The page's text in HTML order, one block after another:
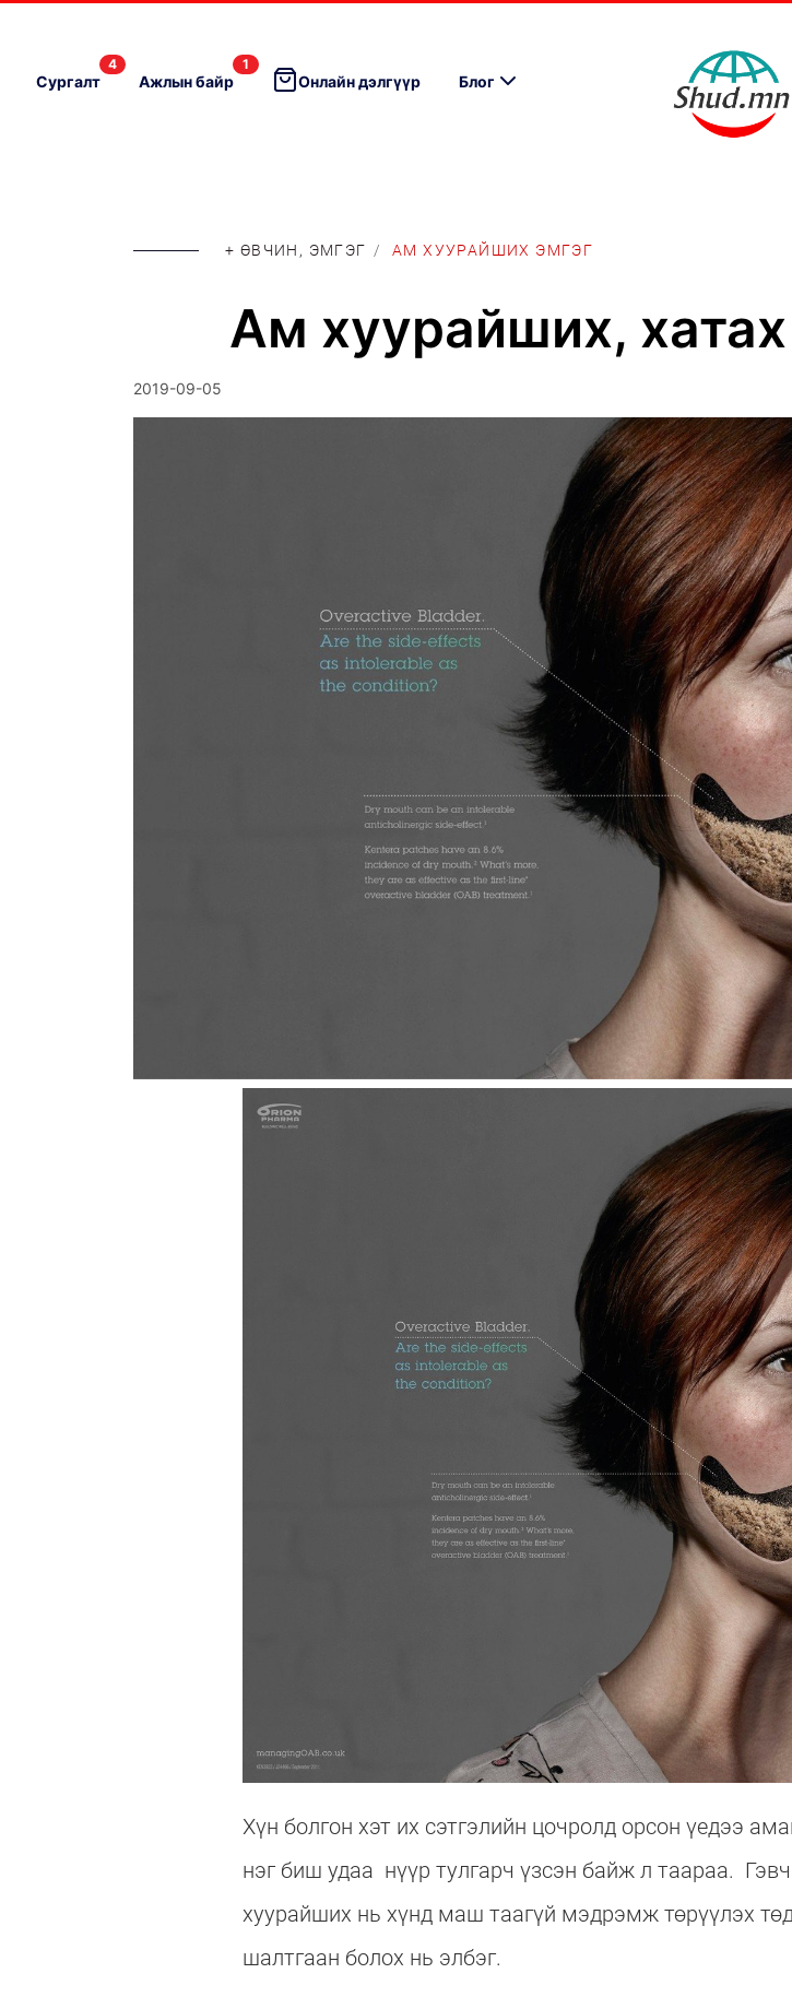
Сургалт
4
Ажлын байр
1
Онлайн дэлгүүр Блог
+ ӨВЧИН, ЭМГЭГ / АМ ХУУРАЙШИХ ЭМГЭГ
Ам хуурайших,
2019-09-05
Хүн болгон хэт их сэтгэлийн цочролд орсон үедээ
нэг биш удаа нүүр тулгарч үзсэн байж л таараа.
хуурайших нь хүнд маш таагүй мэдрэмж төрүүлэх
шалтгаан болох нь элбэг.